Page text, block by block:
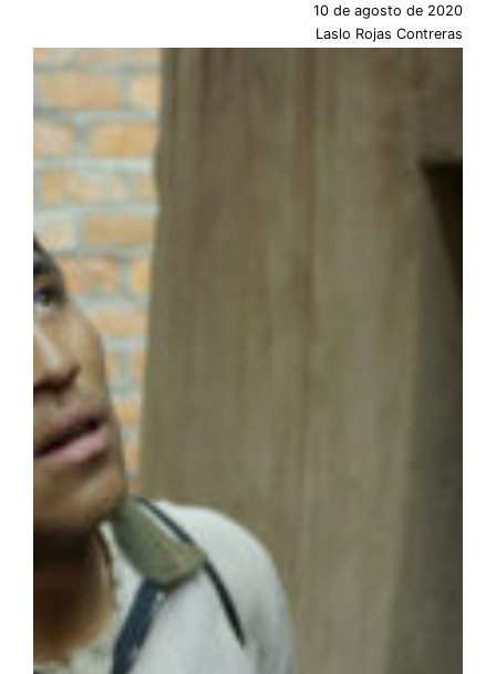
10 de agosto de 2020
Laslo Rojas Contreras